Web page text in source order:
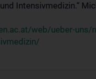
Intensivmedizin.“
web/ueber-